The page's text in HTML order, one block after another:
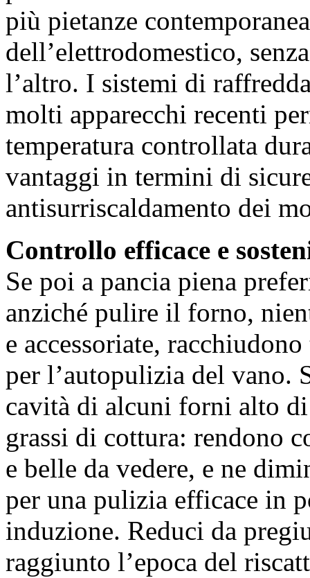
più pietanze
dell’elettrodomestico,
l’altro. I sistemi di
molti apparecchi recenti
temperatura controllata
vantaggi in termini di
antisurriscaldamento dei
Controllo efficace e
Se poi a pancia piena
anziché pulire il forno,
e accessoriate,
per l’autopulizia del vano.
cavità di alcuni forni alto di
grassi di cottura: rendono
e belle da vedere, e ne
per una pulizia efficace in
induzione. Reduci da
raggiunto l’epoca del